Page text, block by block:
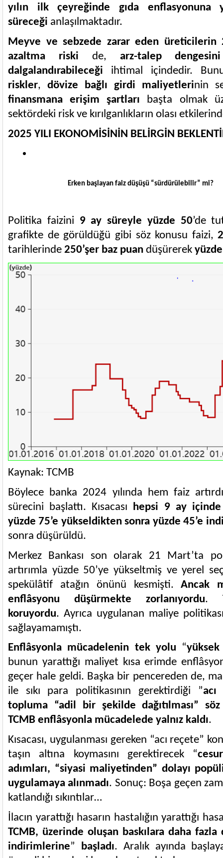
yılın ilk çeyreğinde gıda enflasyonuna
süreceği anlaşılmaktadır.
Meyve ve sebzede zarar eden üreticilerin
azaltma riski de, arz-talep
dalgalandırabileceği ihtimal içindedir.
riskler, dövize bağlı girdi maliyetlerinin
finansmana erişim şartları başta olmak
sektördeki risk ve kırılganlıkların olası
2025 YILI EKONOMİSİNİN BELİRGİN
Erken başlayan faiz düşüşü “sürdürülebilir” mi?
Politika faizini 9 ay süreyle yüzde 50’de
grafikte de görüldüğü gibi söz konusu faizi,
tarihlerinde 250’şer baz puan düşürerek
Kaynak: TCMB
Böylece banka 2024 yılında hem faiz
sürecini başlattı. Kısacası hepsi 9 ay
yüzde 75’e yükseldikten sonra yüzde 45’e
sonra düşürüldü.
Merkez Bankası son olarak 21 Mart’ta
artırımla yüzde 50’ye yükseltmiş ve yerel
spekülâtif atağın önünü kesmişti.Ancak
enflâsyonu düşürmekte zorlanıyordu.
koruyordu. Ayrıca uygulanan maliye
sağlayamamıştı.
Enflâsyonla mücadelenin tek yolu “
bunun yarattığı maliyet kısa erimde
geçer hale geldi. Başka bir pencereden de,
ile sıkı para politikasının gerektirdiği ”
topluma “adil bir şekilde dağıtılması”
TCMB enflâsyonla mücadelede yalnız kaldı.
Kısacası, uygulanması gereken “acı reçete”
taşın altına koymasını gerektirecek “
adımları, “siyasi maliyetinden” dolayı
uygulamaya alınmadı. Sonuç: Boşa geçen
katlandığı sıkıntılar…
İlacın yarattığı hasarın hastalığın yarattığı
TCMB, üzerinde oluşan baskılara daha
indirimlerine” başladı. Aralık ayında